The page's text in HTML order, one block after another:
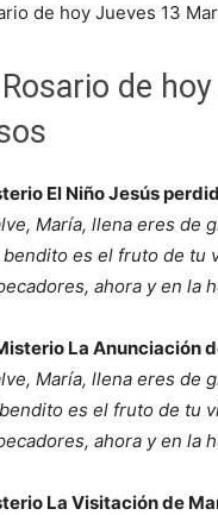
de hoy Jueves 13
de
El Niño Jesús
María, llena eres de
es el fruto de tu
ahora y en la
La Anunciación
María, llena eres de
es el fruto de tu
ahora y en la
La Visitación de